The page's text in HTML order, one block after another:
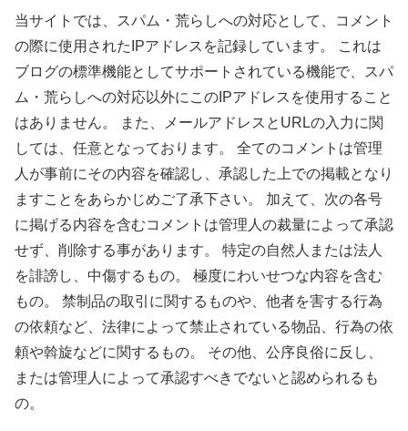
当サイトでは、スパム・荒らしへの対応として、コメント
の際に使用されたIPアドレスを記録しています。 これは
ブログの標準機能としてサポートされている機能で、スパ
ム・荒らしへの対応以外にこのIPアドレスを使用すること
はありません。 また、メールアドレスとURLの入力に関
しては、任意となっております。 全てのコメントは管理
人が事前にその内容を確認し、承認した上での掲載となり
ますことをあらかじめご了承下さい。 加えて、次の各号
に掲げる内容を含むコメントは管理人の裁量によって承認
せず、削除する事があります。 特定の自然人または法人
を誹謗し、中傷するもの。 極度にわいせつな内容を含む
もの。 禁制品の取引に関するものや、他者を害する行為
の依頼など、法律によって禁止されている物品、行為の依
頼や斡旋などに関するもの。 その他、公序良俗に反し、
または管理人によって承認すべきでないと認められるも
の。